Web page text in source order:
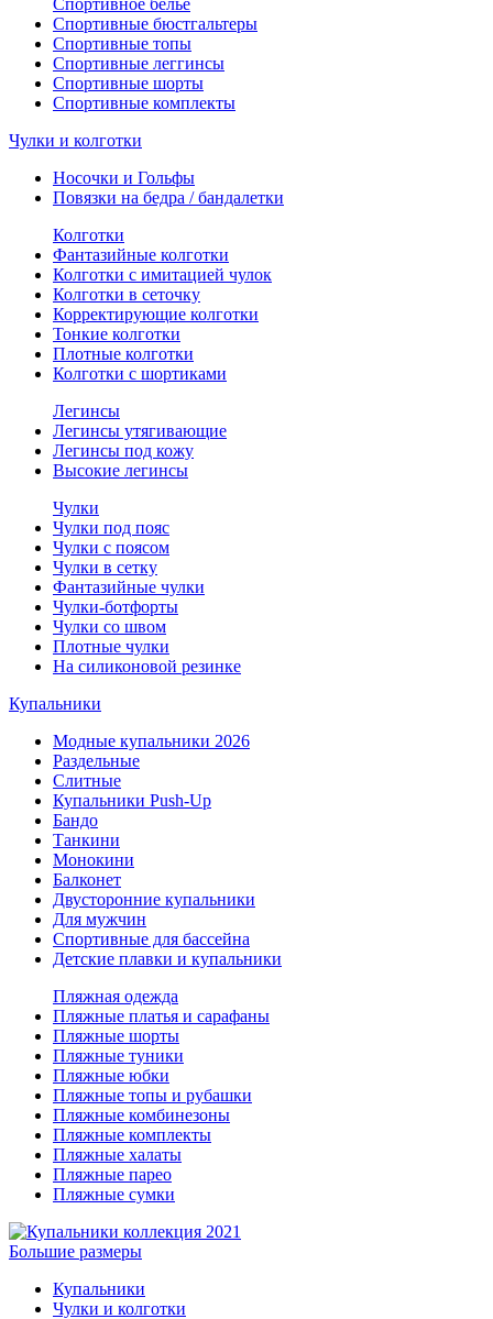
Спортивное белье
Спортивные бюстгальтеры
Спортивные топы
Спортивные леггинсы
Спортивные шорты
Спортивные комплекты
Чулки и колготки
Носочки и Гольфы
Повязки на бедра / бандалетки
Колготки
Фантазийные колготки
Колготки с имитацией чулок
Колготки в сеточку
Корректирующие колготки
Тонкие колготки
Плотные колготки
Колготки с шортиками
Легинсы
Легинсы утягивающие
Легинсы под кожу
Высокие легинсы
Чулки
Чулки под пояс
Чулки с поясом
Чулки в сетку
Фантазийные чулки
Чулки-ботфорты
Чулки со швом
Плотные чулки
На силиконовой резинке
Купальники
Модные купальники 2026
Раздельные
Слитные
Купальники Push-Up
Бандо
Танкини
Монокини
Балконет
Двусторонние купальники
Для мужчин
Спортивные для бассейна
Детские плавки и купальники
Пляжная одежда
Пляжные платья и сарафаны
Пляжные шорты
Пляжные туники
Пляжные юбки
Пляжные топы и рубашки
Пляжные комбинезоны
Пляжные комплекты
Пляжные халаты
Пляжные парео
Пляжные сумки
Большие размеры
Купальники
Чулки и колготки